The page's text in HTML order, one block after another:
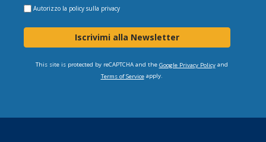
Autorizzo la policy sulla privacy
Iscrivimi alla Newsletter
This site is protected by reCAPTCHA and the Google Privacy Policyand
Terms of Serviceapply.